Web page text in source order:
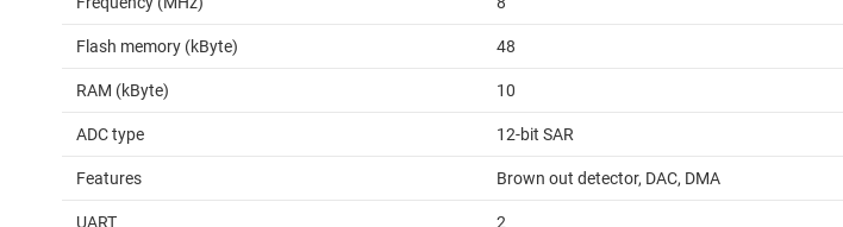
Flash memory (kByte) 48
RAM (kByte) 10
ADC type 12-bit SAR
Features Brown out detector, DAC, DMA
UART 2